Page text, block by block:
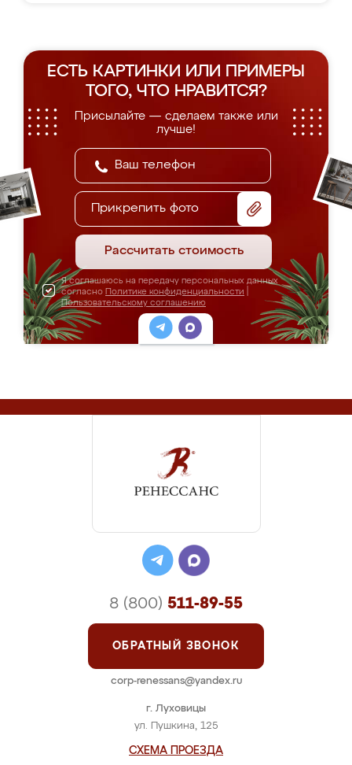
ЕСТЬ КАРТИНКИ ИЛИ ПРИМЕРЫ
ТОГО, ЧТО НРАВИТСЯ?
Присылайте — сделаем также или
лучше!
Прикрепить фото
Рассчитать стоимость
Я соглашаюсь на передачу персональных данных
согласно Политике конфиденциальности
Пользовательскому соглашению
г. Луховицы
ул. Пушкина, 125
СХЕМА ПРОЕЗДА
8 (800) 511-89-55
ОБРАТНЫЙ ЗВОНОК
corp-renessans@yandex.ru